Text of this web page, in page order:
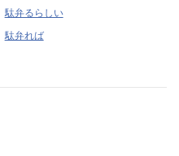
駄弁るらしい
駄弁れば